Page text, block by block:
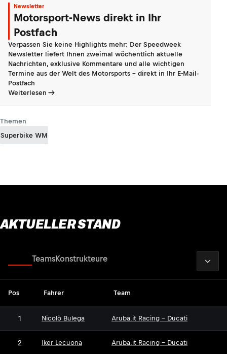
Newsletter
Motorsport-News direkt in Ihr
Postfach
Verpassen Sie keine Highlights mehr: Der Speedweek
Newsletter liefert Ihnen zweimal wöchentlich aktuelle
Nachrichten, exklusive Kommentare und alle wichtigen
Termine aus der Welt des Motorsports - direkt in Ihr E-Mail-
Postfach
Weiterlesen
Themen
Superbike WM
AKTUELLER STAND
TeamsKonstrukteure
Pos Fahrer Team
1 Nicolò Bulega Aruba.it Racing - Ducati
2 Iker Lecuona Aruba.it Racing - Ducati